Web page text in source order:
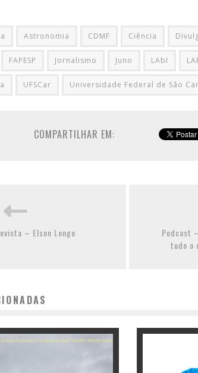
Astronomia CDMF Ciência
FAPESP Jornalismo Juno LAbI
UFSCar Universidade Federal de Sâo
COMPARTILHAR EM:
– Elson Longo
Podcast
tudo o